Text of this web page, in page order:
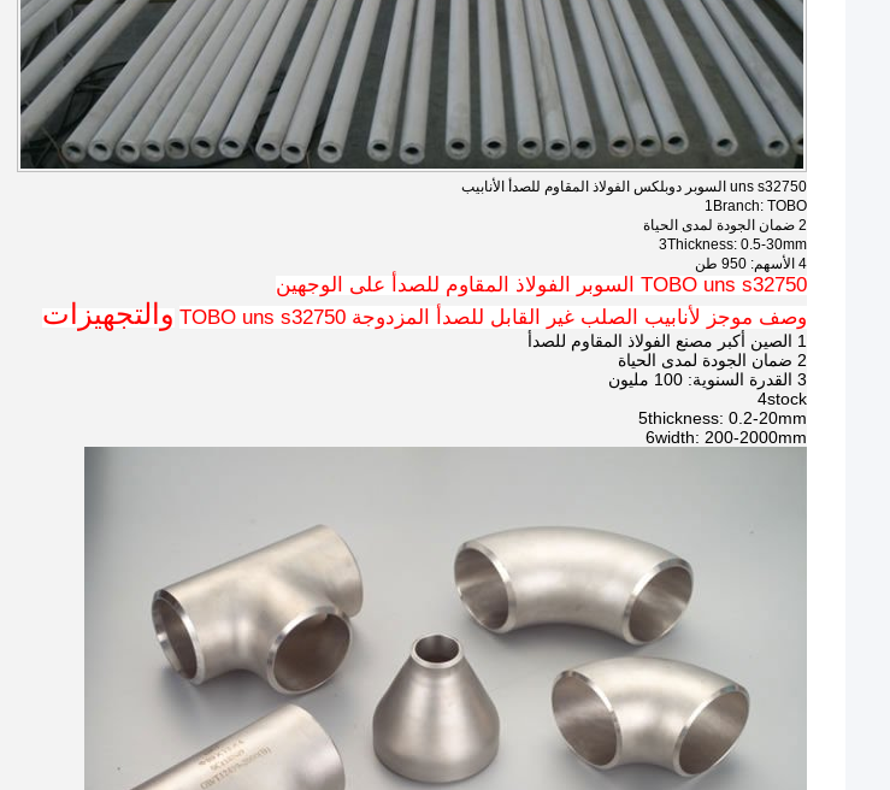
uns s32750 السوبر دوبلكس الفولاذ المقاوم للصدأ الأنابيب
1Branch: TOBO
2 ضمان الجودة لمدى الحياة
3Thickness: 0.5-30mm
4 الأسهم: 950 طن
TOBO uns s32750 السوبر الفولاذ المقاوم للصدأ على الوجهين
وصف موجز لأنابيب الصلب غير القابل للصدأ المزدوجة TOBO uns s32750
والتجهيزات
1 الصين أكبر مصنع الفولاذ المقاوم للصدأ
2 ضمان الجودة لمدى الحياة
3 القدرة السنوية: 100 مليون
4stock
5thickness: 0.2-20mm
6width: 200-2000mm